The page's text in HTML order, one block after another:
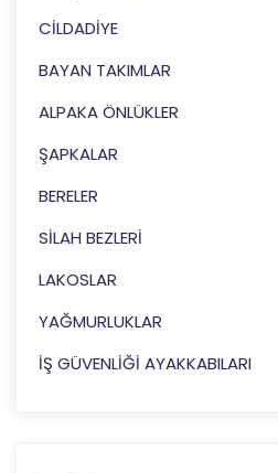
CİLDADİYE
BAYAN TAKIMLAR
ALPAKA ÖNLÜKLER
ŞAPKALAR
BERELER
SİLAH BEZLERİ
LAKOSLAR
YAĞMURLUKLAR
İŞ GÜVENLİĞİ AYAKKABILARI